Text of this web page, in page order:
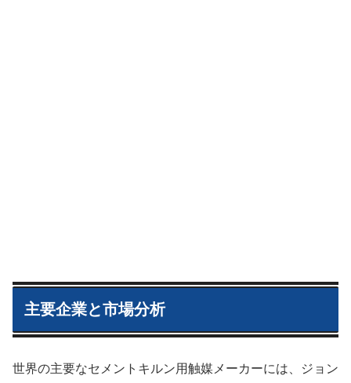
主要企業と市場分析
世界の主要なセメントキルン用触媒メーカーには、ジョン